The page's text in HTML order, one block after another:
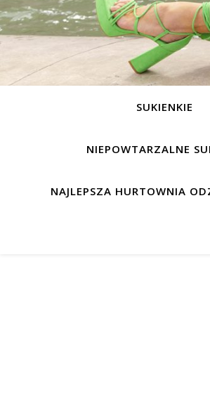
SUKIENKIE
NIEPOWTARZALNE
NAJLEPSZA HURTOWNIA